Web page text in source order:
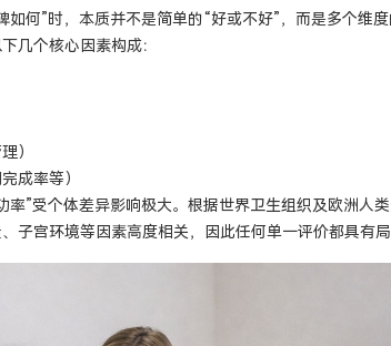
何”时，本质并不是简单的“好或不好”，而是多个维度
几个核心因素构成：
）
成率等）
率”受个体差异影响极大。根据世界卫生组织及欧洲人
子宫环境等因素高度相关，因此任何单一评价都具有局